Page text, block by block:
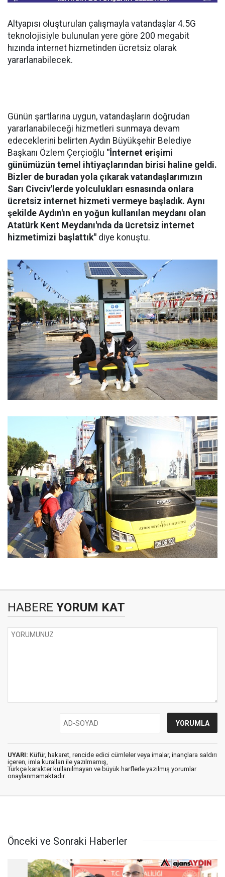
Altyapısı oluşturulan çalışmayla vatandaşlar 4.5G
teknolojisiyle bulunulan yere göre 200 megabit
hızında internet hizmetinden ücretsiz olarak
yararlanabilecek.
Günün şartlarına uygun, vatandaşların doğrudan
yararlanabileceği hizmetleri sunmaya devam
edeceklerini belirten Aydın Büyükşehir Belediye
Başkanı Özlem Çerçioğlu "İnternet erişimi
günümüzün temel ihtiyaçlarından birisi haline geldi.
Bizler de buradan yola çıkarak vatandaşlarımızın
Sarı Civciv'lerde yolculukları esnasında onlara
ücretsiz internet hizmeti vermeye başladık. Aynı
şekilde Aydın'ın en yoğun kullanılan meydanı olan
Atatürk Kent Meydanı'nda da ücretsiz internet
hizmetimizi başlattık" diye konuştu.
HABERE YORUM KAT
UYARI: Küfür, hakaret, rencide edici cümleler veya imalar, inançlara saldırı
içeren, imla kuralları ile yazılmamış,
Türkçe karakter kullanılmayan ve büyük harflerle yazılmış yorumlar
onaylanmamaktadır.
Önceki ve Sonraki Haberler